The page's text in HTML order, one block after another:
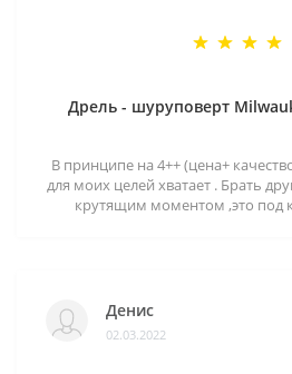
Дрель - шуруповерт
В принципе на 4++ (цена+
для моих целей хватает . Брать
крутящим моментом ,это под
Денис
02.03.2022